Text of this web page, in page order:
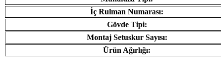
İç Rulman Numarası:
Gövde Tipi:
Montaj Setuskur Sayısı:
Ürün Ağırlığı: